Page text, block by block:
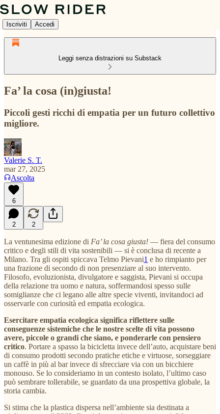
Iscriviti Accedi
Leggi senza distrazioni su Substack
Fa’ la cosa (in)giusta!
Piccoli gesti ricchi di empatia per un futuro collettivo
migliore.
Valerie S. T.
mar 27, 2025
Ascolta
6
2 2
La ventunesima edizione di Fa’ la cosa giusta! — fiera del consumo
critico e degli stili di vita sostenibili — si è conclusa di recente a
Milano. Tra gli ospiti spiccava Telmo Pievani1 e ho rimpianto per
una frazione di secondo di non presenziare al suo intervento.
Filosofo, evoluzionista, divulgatore e saggista, Pievani si occupa
della relazione tra uomo e natura, soffermandosi spesso sulle
somiglianze che ci legano alle altre specie viventi, invitandoci ad
osservarle con curiosità ed empatia ecologica.
Esercitare empatia ecologica significa riflettere sulle
conseguenze sistemiche che le nostre scelte di vita possono
avere, piccole o grandi che siano, e ponderarle con pensiero
critico. Portare a spasso la bicicletta invece dell’auto, acquistare beni
di consumo prodotti secondo pratiche etiche e virtuose, sorseggiare
un caffè in più al bar invece di sfrecciare via con un bicchiere
monouso. Se lo consideriamo in un contesto isolato, l’ultimo caso
può sembrare tollerabile, se guardato da una prospettiva globale, la
storia cambia.
Si stima che la plastica dispersa nell’ambiente sia destinata a